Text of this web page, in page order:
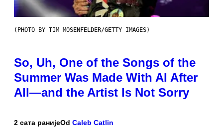
(PHOTO BY TIM MOSENFELDER/GETTY IMAGES)
So, Uh, One of the Songs of the
Summer Was Made With AI After
All—and the Artist Is Not Sorry
2 сата ранијеOd Caleb Catlin